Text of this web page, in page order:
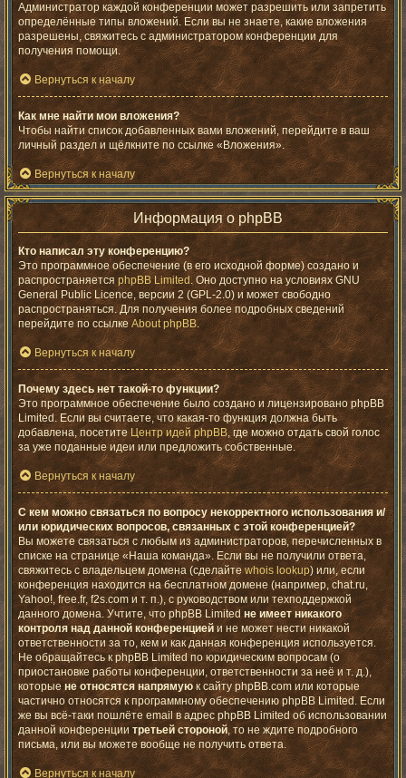
Администратор каждой конференции может разрешить или запретить
определённые типы вложений. Если вы не знаете, какие вложения
разрешены, свяжитесь с администратором конференции для
получения помощи.
Вернуться к началу
Как мне найти мои вложения?
Чтобы найти список добавленных вами вложений, перейдите в ваш
личный раздел и щёлкните по ссылке «Вложения».
Вернуться к началу
Информация о phpBB
Кто написал эту конференцию?
Это программное обеспечение (в его исходной форме) создано и
распространяется phpBB Limited. Оно доступно на условиях GNU
General Public Licence, версии 2 (GPL-2.0) и может свободно
распространяться. Для получения более подробных сведений
перейдите по ссылкеAbout phpBB.
Вернуться к началу
Почему здесь нет такой-то функции?
Это программное обеспечение было создано и лицензировано phpBB
Limited. Если вы считаете, что какая-то функция должна быть
добавлена, посетите Центр идей phpBB, где можно отдать свой голос
за уже поданные идеи или предложить собственные.
Вернуться к началу
С кем можно связаться по вопросу некорректного использования и/
или юридических вопросов, связанных с этой конференцией?
Вы можете связаться с любым из администраторов, перечисленных в
списке на странице «Наша команда». Если вы не получили ответа,
свяжитесь с владельцем домена (сделайтеwhois lookup) или, если
конференция находится на бесплатном домене (например, chat.ru,
Yahoo!, free.fr, f2s.com и т. п.), с руководством или техподдержкой
данного домена. Учтите, что phpBB Limitedне имеет никакого
контроля над данной конференциейи не может нести никакой
ответственности за то, кем и как данная конференция используется.
Не обращайтесь к phpBB Limited по юридическим вопросам (о
приостановке работы конференции, ответственности за неё и т. д.),
которые не относятся напрямуюк сайту phpBB.com или которые
частично относятся к программному обеспечению phpBB Limited. Если
же вы всё-таки пошлёте email в адрес phpBB Limited об использовании
данной конференции третьей стороной, то не ждите подробного
письма, или вы можете вообще не получить ответа.
Вернуться к началу